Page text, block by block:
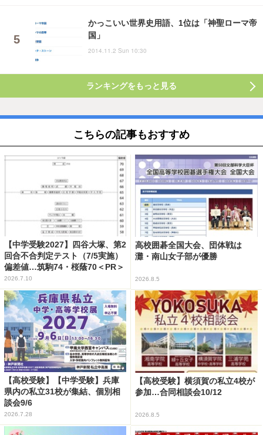
かっこいい世界史用語、1位は「神聖ローマ帝
国」
2014.11.2 Sun 10:30
ランキングをもっと見る
こちらの記事もおすすめ
【中学受験2027】四谷大塚、第2
回合不合判定テスト（7/5実施）
偏差値…筑駒74・桜蔭70＜PR＞
2026.7.10
高校囲碁全国大会、団体戦は
灘・南山女子部が優勝
2026.8.5
【高校受験】【中学受験】兵庫
県内の私立31校が集結、個別相
談会9/6
2026.7.28
【高校受験】横須賀の私立4校が
参加…合同相談会10/12
2026.8.5